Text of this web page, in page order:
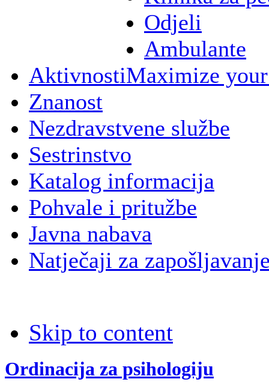
Odjeli
Ambulante
AktivnostiMaximize
Znanost
Nezdravstvene službe
Sestrinstvo
Katalog informacija
Pohvale i pritužbe
Javna nabava
Natječaji za
Skip to content
Ordinacija za psihologiju